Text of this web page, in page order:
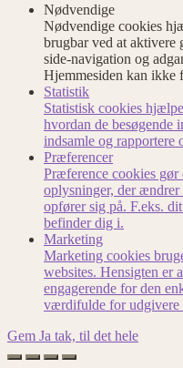
Nødvendige
Nødvendige cookies
brugbar ved at aktivere
side-navigation og
Hjemmesiden kan ikke
Statistik
Statistisk cookies
hvordan de besøgende
indsamle og rapportere
Præferencer
Præference cookies gør
oplysninger, der ændrer
opfører sig på. F.eks.
befinder dig i.
Marketing
Marketing cookies
websites. Hensigten er
engagerende for den
værdifulde for udgivere
Gem Ja tak, til det hele